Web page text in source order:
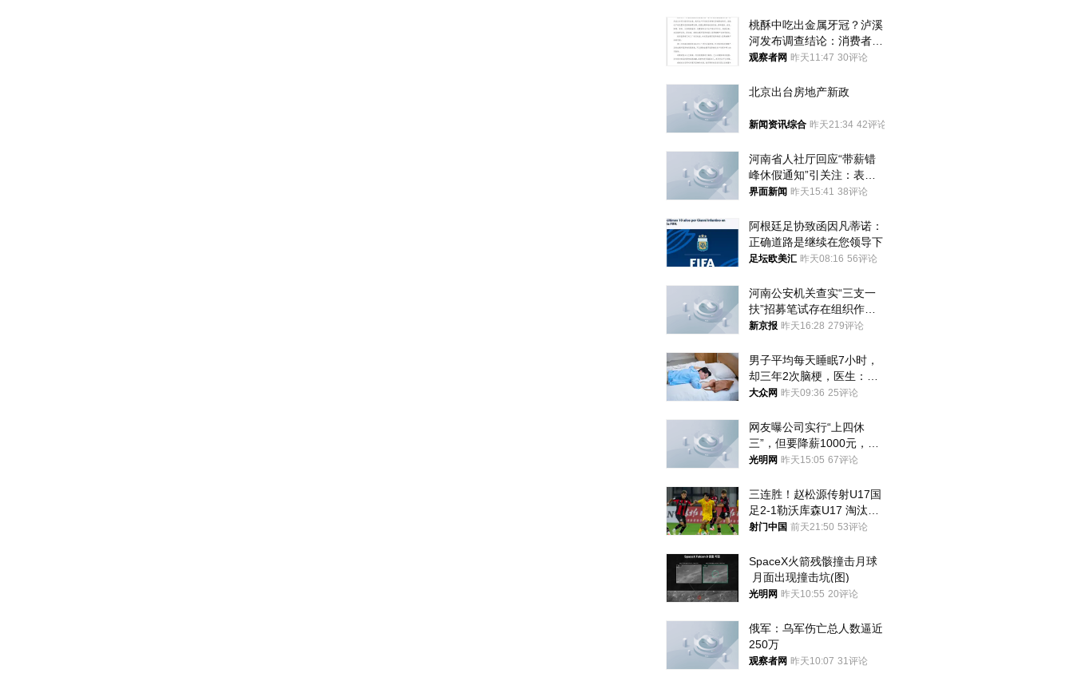
桃酥中吃出金属牙冠？泸溪
河发布调查结论：消费者已
澄清，所发视频情况不属实
观察者网 昨天11:47 30评论
北京出台房地产新政
新闻资讯综合 昨天21:34 42评论
河南省人社厅回应“带薪错
峰休假通知”引关注：表述
不够准确，待修改后印发
界面新闻 昨天15:41 38评论
阿根廷足协致函因凡蒂诺：
正确道路是继续在您领导下
足坛欧美汇 昨天08:16 56评论
河南公安机关查实“三支一
扶”招募笔试存在组织作弊
犯罪行为
新京报 昨天16:28 279评论
男子平均每天睡眠7小时，
却三年2次脑梗，医生：这
样睡觉更伤身
大众网 昨天09:36 25评论
网友曝公司实行“上四休
三”，但要降薪1000元，不
接受只能辞职
光明网 昨天15:05 67评论
三连胜！赵松源传射U17国
足2-1勒沃库森U17 淘汰赛
将战河床
射门中国 前天21:50 53评论
SpaceX火箭残骸撞击月球
月面出现撞击坑(图)
光明网 昨天10:55 20评论
俄军：乌军伤亡总人数逼近
250万
观察者网 昨天10:07 31评论